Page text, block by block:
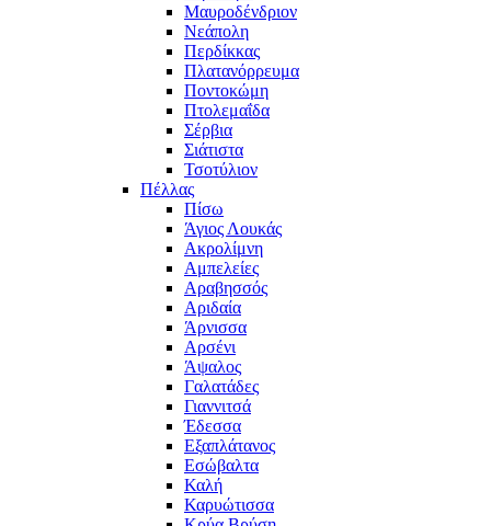
Μαυροδένδριον
Νεάπολη
Περδίκκας
Πλατανόρρευμα
Ποντοκώμη
Πτολεμαΐδα
Σέρβια
Σιάτιστα
Τσοτύλιον
Πέλλας
Πίσω
Άγιος Λουκάς
Ακρολίμνη
Αμπελείες
Αραβησσός
Αριδαία
Άρνισσα
Αρσένι
Άψαλος
Γαλατάδες
Γιαννιτσά
Έδεσσα
Εξαπλάτανος
Εσώβαλτα
Καλή
Καρυώτισσα